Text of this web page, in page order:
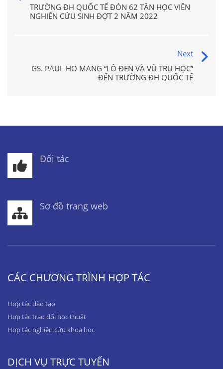
TRƯỜNG ĐH QUỐC TẾ ĐÓN 62 TÂN HỌC VIÊN
NGHIÊN CỨU SINH ĐỢT 2 NĂM 2022
Next
GS. PAUL HO MANG “LỖ ĐEN VÀ VŨ TRỤ HỌC”
ĐẾN TRƯỜNG ĐH QUỐC TẾ
Đối tác
Sơ đồ trang web
CÁC CHƯƠNG TRÌNH HỢP TÁC
Hợp tác đào tạo
Hợp tác trao đổi học thuật
Hợp tác nghiên cứu khoa học
DỊCH VỤ TRỰC TUYẾN